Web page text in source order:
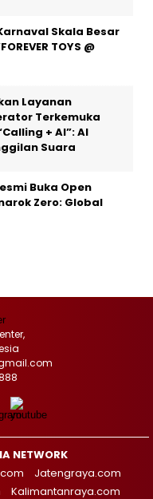
Skala Besar
TOYS @
Layanan
Terkemuka
+ AI”: AI
Suara
Buka Open
Zero: Global
NETWORK
Jatengraya.com
Kalimantanraya.com